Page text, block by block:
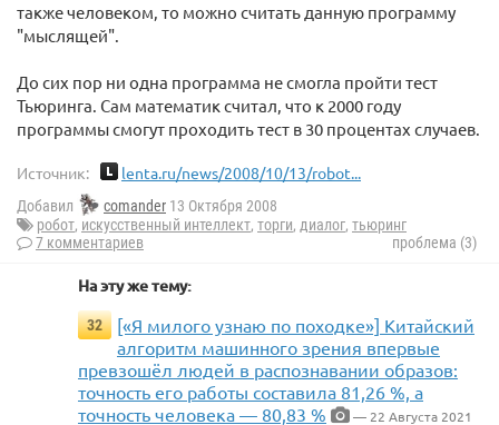
также человеком, то можно считать данную программу
"мыслящей".
До сих пор ни одна программа не смогла пройти тест
Тьюринга. Сам математик считал, что к 2000 году
программы смогут проходить тест в 30 процентах случаев.
Источник: lenta.ru/news/2008/10/13/robot...
Добавил comander 13 Октября 2008
робот, искусственный интеллект, торги, диалог, тьюринг
7 комментариев
проблема (3)
На эту же тему:
32
[«Я милого узнаю по походке»] Китайский
алгоритм машинного зрения впервые
превзошёл людей в распознавании образов:
точность его работы составила 81,26 %, а
точность человека — 80,83 %
— 22 Августа 2021